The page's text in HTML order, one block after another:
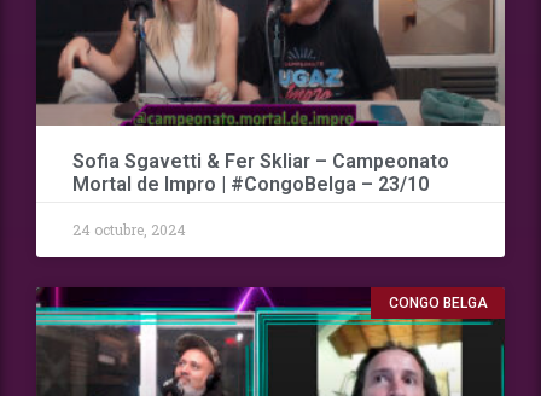
Sofia Sgavetti & Fer Skliar – Campeonato
Mortal de Impro | #CongoBelga – 23/10
24 octubre, 2024
CONGO BELGA